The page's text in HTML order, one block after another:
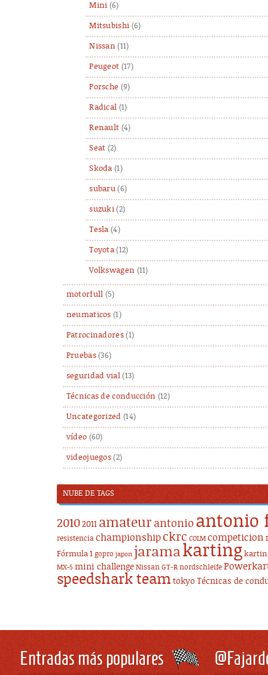
Mini (6)
Mitsubishi (6)
Nissan (11)
Peugeot (17)
Porsche (9)
Radical (1)
Renault (4)
Seat (2)
Skoda (1)
subaru (6)
suzuki (2)
Tesla (4)
Toyota (12)
Volkswagen (11)
motorfull (5)
neumaticos (1)
Patrocinadores(1)
Pruebas(36)
seguridad vial(13)
Técnicas de conducción (12)
Uncategorized (14)
vídeo (60)
videojuegos (2)
NUBE DE TAGS
20102011 amateur antonio antonio
resistencia championship ckrc COLM competicion
Fórmula 1 gopro japon jaramakarting
MX-5 mini challenge Nissan GT-R nordschleife
speedshark team tokyo Técnicas de
Entradas más populares